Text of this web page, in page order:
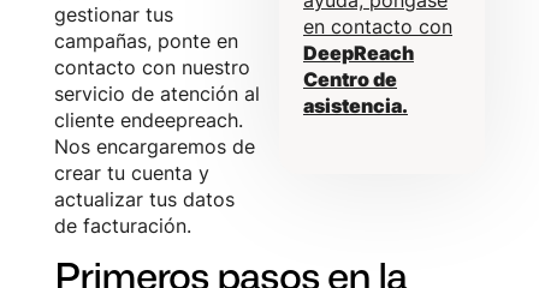
gestionar tus
campañas, ponte en
contacto con nuestro
servicio de atención al
cliente endeepreach.
Nos encargaremos de
crear tu cuenta y
actualizar tus datos
de facturación.
en contacto con
DeepReach
Centro de
asistencia.
Primeros pasos en la